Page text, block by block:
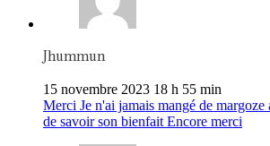
Jhummun
15 novembre 2023 18 h 55 min
Merci Je n'ai jamais mangé de margoze
de savoir son bienfait Encore merci